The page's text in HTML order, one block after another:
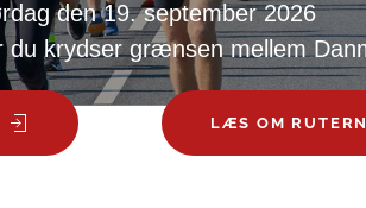
den 19. september 2026
krydser grænsen mellem
LÆS OM